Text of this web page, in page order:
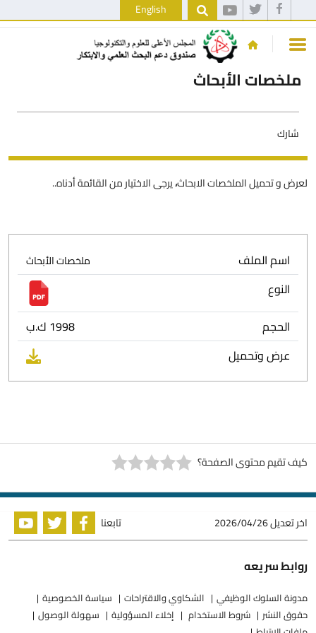
English
ملخصات الأبحاث
شارك
لعرض و تحميل الملخصات الابحاث،يرجى الاختيار من القائمة أدناه..
اسم الملف ملخصات الأبحاث
النوع
الحجم
1998 ك.ب
عرض وتحميل
كيف تقيم محتوى الصفحة؟
اخر تعديل2026/04/26 تابعنا
روابط سريعه
مدونة السلوك الوظيفي الشكاوي والاقتراحات
سياسة الخصوصية
حقوق النشر
شروط الاستخدام إخلاء المسؤولية
سهولة الوصول